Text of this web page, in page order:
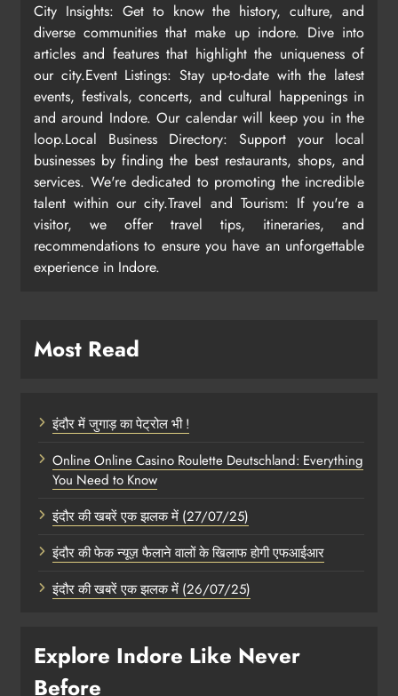
City Insights: Get to know the history, culture, and
diverse communities that make up indore. Dive into
articles and features that highlight the uniqueness of
our city.Event Listings: Stay up-to-date with the latest
events, festivals, concerts, and cultural happenings in
and around Indore. Our calendar will keep you in the
loop.Local Business Directory: Support your local
businesses by finding the best restaurants, shops, and
services. We're dedicated to promoting the incredible
talent within our city.Travel and Tourism: If you're a
visitor, we offer travel tips, itineraries, and
recommendations to ensure you have an unforgettable
experience in Indore.
Most Read
इंदौर में जुगाड़ का पेट्रोल भी !
Online Online Casino Roulette Deutschland: Everything
You Need to Know
इंदौर की खबरें एक झलक में (27/07/25)
इंदौर की फेक न्यूज़ फैलाने वालों के खिलाफ होगी एफआईआर
इंदौर की खबरें एक झलक में (26/07/25)
Explore Indore Like Never
Before